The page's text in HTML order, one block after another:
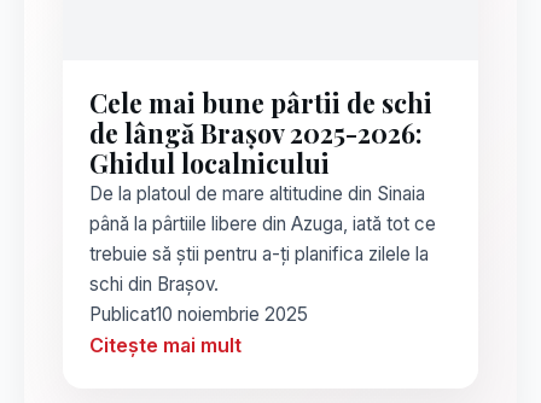
Cele mai bune pârtii de schi
de lângă Brașov 2025-2026:
Ghidul localnicului
De la platoul de mare altitudine din Sinaia
până la pârtiile libere din Azuga, iată tot ce
trebuie să știi pentru a-ți planifica zilele la
schi din Brașov.
Publicat10 noiembrie 2025
Citește mai mult